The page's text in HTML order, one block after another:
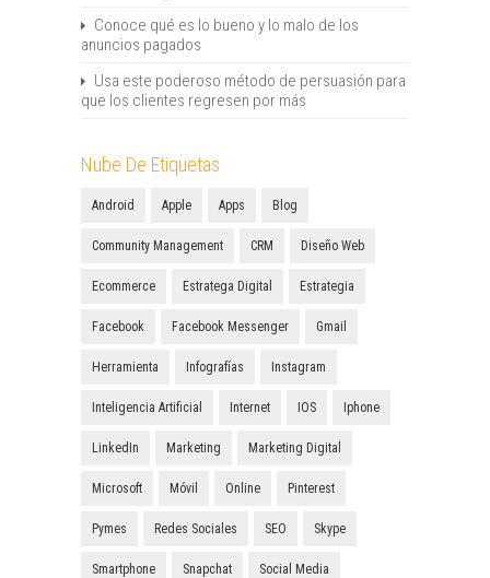
Conoce qué es lo bueno y lo malo de los
anuncios pagados
Usa este poderoso método de persuasión para
que los clientes regresen por más
Nube De Etiquetas
Android Apple Apps Blog
Community Management CRM Diseño Web
Ecommerce Estratega Digital Estrategia
Facebook Facebook Messenger Gmail
Herramienta Infografías Instagram
Inteligencia Artificial Internet IOS Iphone
LinkedIn Marketing Marketing Digital
Microsoft Móvil Online Pinterest
Pymes Redes Sociales SEO Skype
Smartphone Snapchat Social Media